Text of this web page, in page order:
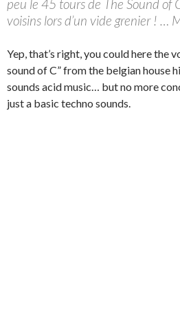
peu le 45 tours de The Sound of
voisins lors d’un vide grenier ! …
Yep, that’s right, you could here the
sound of C” from the belgian house
sounds acid music… but no more
just a basic techno sounds.